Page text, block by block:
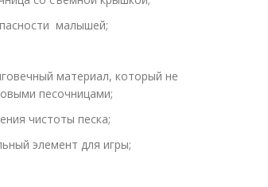
малышей;
материал, который не
песочницами;
чистоты песка;
элемент для игры;